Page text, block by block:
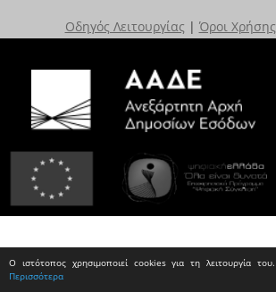
Ο ιστότοπος χρησιμοποιεί cookies για τη λειτουργία του.
Περισσότερα
Οδηγός Λειτουργίας | Όροι Χρήσης